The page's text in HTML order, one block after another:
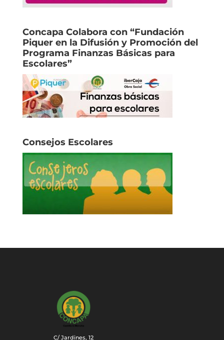
Concapa Colabora con “Fundación
Piquer en la Difusión y Promoción del
Programa Finanzas Básicas para
Escolares”
Consejos Escolares
C/ Jardines, 12